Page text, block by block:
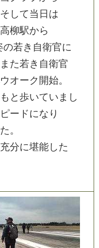
そ して当 日 は
高柳駅から
の若き 自衛官に
ま た若き 自衛官
ウオーク 開始。
も と歩いてい ま し
ピー ドにな り
た。
充分に堪能した